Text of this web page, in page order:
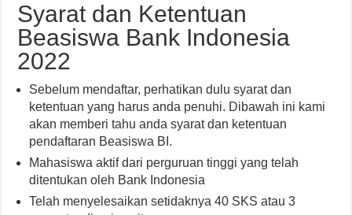
Syarat dan Ketentuan
Beasiswa Bank Indonesia
2022
Sebelum mendaftar, perhatikan dulu syarat dan
ketentuan yang harus anda penuhi. Dibawah ini kami
akan memberi tahu anda syarat dan ketentuan
pendaftaran Beasiswa BI.
Mahasiswa aktif dari perguruan tinggi yang telah
ditentukan oleh Bank Indonesia
Telah menyelesaikan setidaknya 40 SKS atau 3